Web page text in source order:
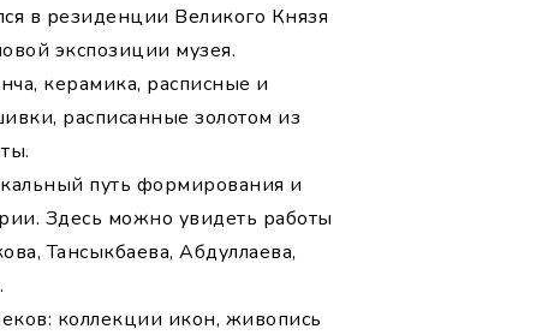
в резиденции Великого Князя
экспозиции музея.
керамика, расписные и
расписанные золотом из
путь формирования и
Здесь можно увидеть работы
Тансыкбаева, Абдуллаева,
коллекции икон, живопись